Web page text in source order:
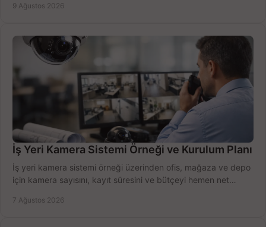
9 Ağustos 2026
İş Yeri Kamera Sistemi Örneği ve Kurulum Planı
İş yeri kamera sistemi örneği üzerinden ofis, mağaza ve depo
için kamera sayısını, kayıt süresini ve bütçeyi hemen net
7 Ağustos 2026